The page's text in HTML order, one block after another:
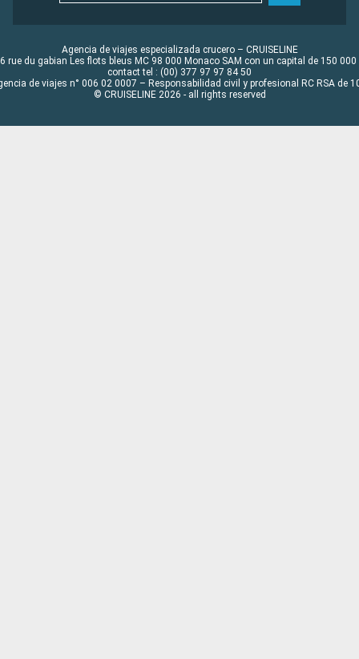
Agencia de viajes especializada crucero – CRUISELINE
rue du gabian Les flots bleus MC 98 000 Monaco SAM con un capital de 150 000
contact tel : (00) 377 97 97 84 50
de viajes n° 006 02 0007 – Responsabilidad civil y profesional RC RSA de
© CRUISELINE 2026 - all rights reserved